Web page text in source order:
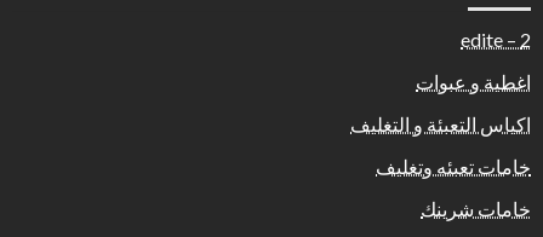
2 – edite
اغطية و عبوات
اكياس التعبئة و التغليف
خامات تعبئه وتغليف
خامات شرينك